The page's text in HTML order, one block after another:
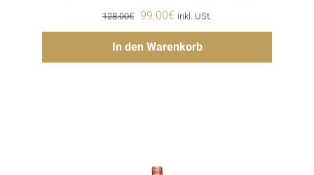
128.00€
Ursprünglicher
Preis
war:
99.00€ Aktueller
Preis
ist:
inkl. USt.
In den Warenkorb
Hinzufügen